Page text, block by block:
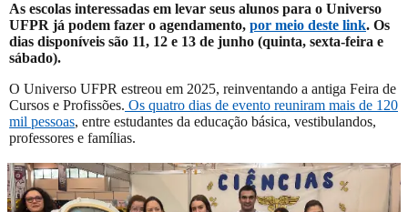
As escolas interessadas em levar seus alunos para o Universo
UFPR já podem fazer o agendamento, por meio deste link. Os
dias disponíveis são 11, 12 e 13 de junho (quinta, sexta-feira e
sábado).
O Universo UFPR estreou em 2025, reinventando a antiga Feira de
Cursos e Profissões. Os quatro dias de evento reuniram mais de 120
mil pessoas, entre estudantes da educação básica, vestibulandos,
professores e famílias.